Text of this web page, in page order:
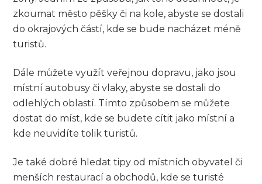
zkoumat město pěšky či na kole, abyste se dostali
do okrajových částí, kde se bude nacházet méně
turistů.
Dále můžete využít veřejnou dopravu, jako jsou
místní autobusy či vlaky, abyste se dostali do
odlehlých oblastí. Tímto způsobem se můžete
dostat do míst, kde se budete cítit jako místní a
kde neuvidíte tolik turistů.
Je také dobré hledat tipy od místních obyvatel či
menších restaurací a obchodů, kde se turisté